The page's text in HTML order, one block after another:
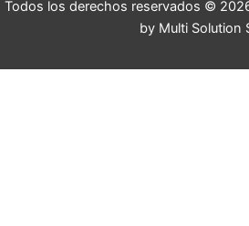
Todos los derechos reservados ©
by Multi Solution